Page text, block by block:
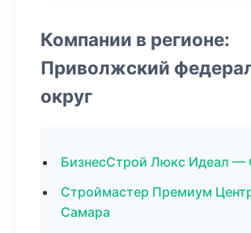
Компании в регионе:
Приволжский
округ
БизнесСтрой Люкс Идеал —
Строймастер Премиум
Самара